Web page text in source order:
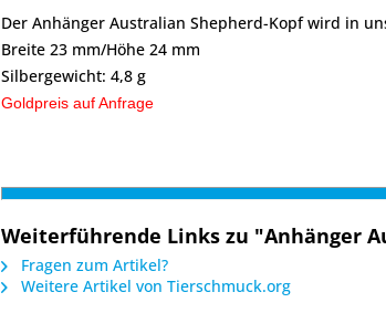
Der Anhänger Australian Shepherd-Kopf wird in
Breite 23 mm/Höhe 24 mm
Silbergewicht: 4,8 g
Goldpreis auf Anfrage
Weiterführende Links zu "Anhänger
Fragen zum Artikel?
Weitere Artikel von Tierschmuck.org